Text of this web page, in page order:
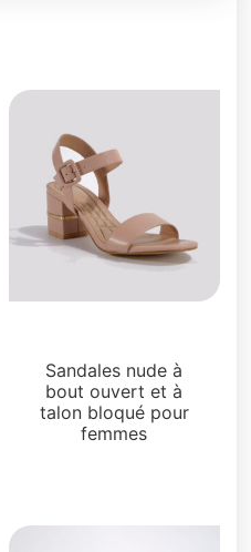
Sandales nude à
bout ouvert et à
talon bloqué pour
femmes